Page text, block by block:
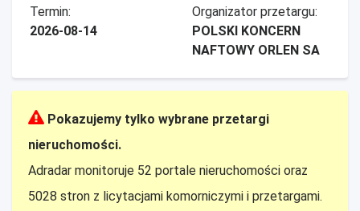
Termin:
2026-08-14
Organizator przetargu:
POLSKI KONCERN
NAFTOWY ORLEN SA
Pokazujemy tylko wybrane przetargi
nieruchomości.
Adradar monitoruje 52 portale nieruchomości oraz
5028 stron z licytacjami komorniczymi i przetargami.